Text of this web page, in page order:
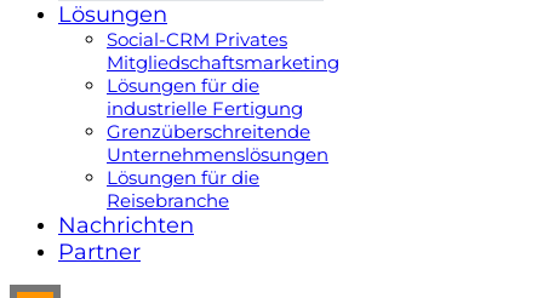
Lösungen
Social-CRM Privates
Mitgliedschaftsmarketing
Lösungen für die
industrielle Fertigung
Grenzüberschreitende
Unternehmenslösungen
Lösungen für die
Reisebranche
Nachrichten
Partner